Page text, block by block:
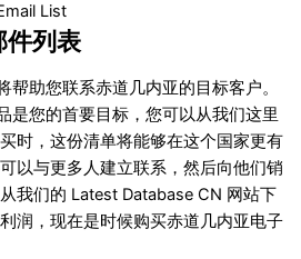
List
件列表
帮助您联系赤道几内亚的目标客户。
是您的首要目标，您可以从我们这里
时，这份清单将能够在这个国家更有
以与更多人建立联系，然后向他们销
我们的 Latest Database CN 网站下
润，现在是时候购买赤道几内亚电子